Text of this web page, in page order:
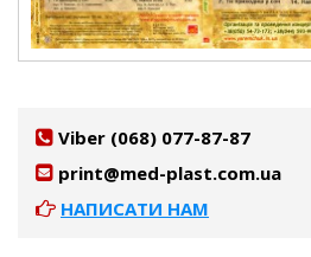
Viber (068) 077-87-87
print@med-plast.com.ua
НАПИСАТИ НАМ